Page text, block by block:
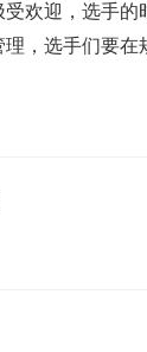
欢迎，选手
，选手们要在